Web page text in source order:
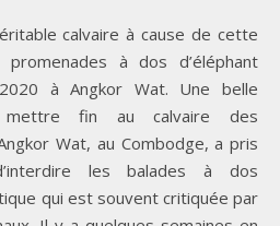
à dos d’éléphant
à Angkor Wat. Une belle
mettre fin au calvaire des
Wat, au Combodge, a pris
les balades à dos
qui est souvent critiquée par